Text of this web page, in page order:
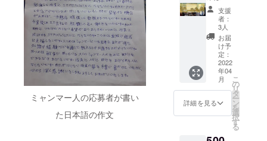
ミャンマー人の応募者が書い
た日本語の作文
受け入
れが出
来まし
たら、
学生か
らの手
紙を添
えた活
動報告
登録い
ただい
okコ
ミュニ
ティに
ご招待
しま
す。コ
ミュニ
ティで
は、メ
ンバー
の皆さ
告会へ
のご招
（2022
年3月か
ら24年4
月ま
で、半
年に1回
を予
定） ---
①
「ミャ
阿蘇 奨
コー
ヒー&
ハーブ
ティー
飲み比
べセッ
ト（各3
袋）
（2022
年4月頃
予定）
（配送
先は国
る） ④
氏と
ミャン
マーを
語る券
（2022
年中有
効） ②
ミャン
マー留
学生に
よるオ
ンライ
ン学校
および
支援
者：
3人
お届
け予
定：
2022
年04
月
詳細を見る
こ
の
リ
タ
ー
ン
を
選
択
す
る